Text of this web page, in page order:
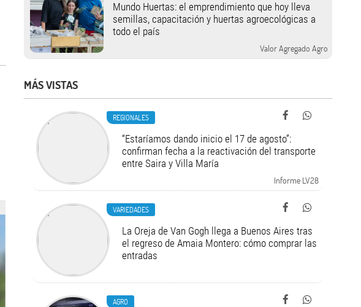
Mundo Huertas: el emprendimiento que hoy lleva
semillas, capacitación y huertas agroecológicas a
todo el país
Valor Agregado Agro
MÁS VISTAS
REGIONALES
“Estaríamos dando inicio el 17 de agosto”:
confirman fecha a la reactivación del transporte
entre Saira y Villa María
Informe LV28
VARIEDADES
La Oreja de Van Gogh llega a Buenos Aires tras
el regreso de Amaia Montero: cómo comprar las
entradas
AGRO